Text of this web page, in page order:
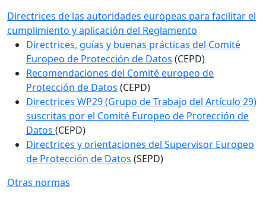
Directrices de las autoridades europeas para facilitar el
cumplimiento y aplicación del Reglamento
Directrices, guías y buenas prácticas del Comité
Europeo de Protección de Datos (CEPD)
Recomendaciones del Comité europeo de
Protección de Datos (CEPD)
Directrices WP29 (Grupo de Trabajo del Artículo 29)
suscritas por el Comité Europeo de Protección de
Datos (CEPD)
Directrices y orientaciones del Supervisor Europeo
de Protección de Datos (SEPD)
Otras normas